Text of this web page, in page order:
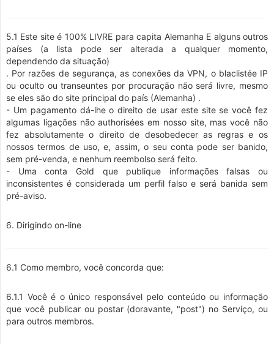
5.1 Este site é 100% LIVRE para capita Alemanha E alguns outros
países (a lista pode ser alterada a qualquer momento,
dependendo da situação)
. Por razões de segurança, as conexões da VPN, o blaclistée IP
ou oculto ou transeuntes por procuração não será livre, mesmo
se eles são do site principal do país (Alemanha) .
- Um pagamento dá-lhe o direito de usar este site se você fez
algumas ligações não authorisées em nosso site, mas você não
fez absolutamente o direito de desobedecer as regras e os
nossos termos de uso, e, assim, o seu conta pode ser banido,
sem pré-venda, e nenhum reembolso será feito.
- Uma conta Gold que publique informações falsas ou
inconsistentes é considerada um perfil falso e será banida sem
pré-aviso.
6. Dirigindo on-line
6.1 Como membro, você concorda que:
6.1.1 Você é o único responsável pelo conteúdo ou informação
que você publicar ou postar (doravante, "post") no Serviço, ou
para outros membros.